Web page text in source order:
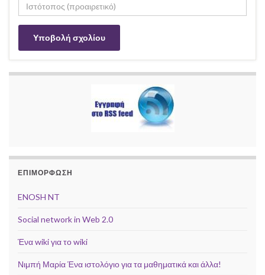
ΕΠΙΜΟΡΦΩΣΗ
ENOSH NT
Social network in Web 2.0
Ένα wiki για το wiki
Νιμπή Μαρία Ένα ιστολόγιο για τα μαθηματικά και άλλα!